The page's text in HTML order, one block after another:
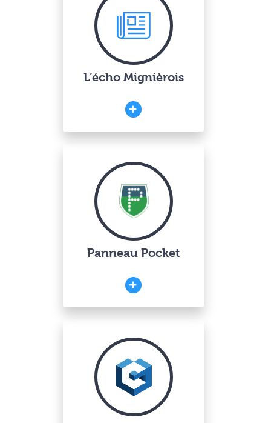
L’écho Mignièrois
Panneau Pocket